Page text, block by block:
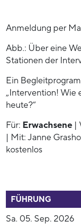
Anmeldung per
Abb.: Über eine
Stationen der
Ein
„Intervention! Wie
heute?“
Für: Erwachsene |
| Mit: Janne
kostenlos
FÜHRUNG
Sa. 05. Sep. 2026